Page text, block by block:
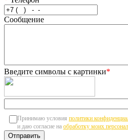
Сообщение
Введите символы с картинки*
Принимаю условия политики
и даю согласие на обработку моих